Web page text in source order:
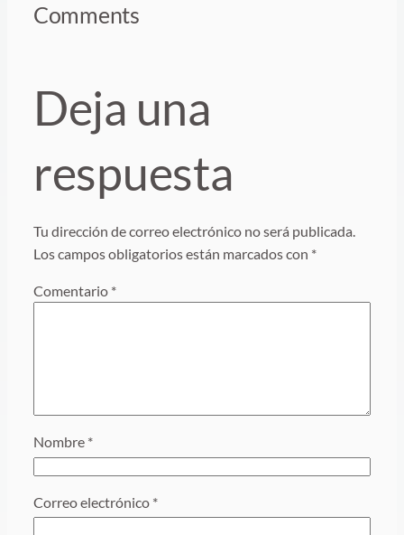
Comments
Deja una
respuesta
Tu dirección de correo electrónico no será publicada.
Los campos obligatorios están marcados con *
Comentario *
Nombre *
Correo electrónico *